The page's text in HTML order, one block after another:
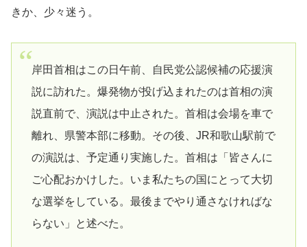
きか、少々迷う。
岸田首相はこの日午前、自民党公認候補の応援演
説に訪れた。爆発物が投げ込まれたのは首相の演
説直前で、演説は中止された。首相は会場を車で
離れ、県警本部に移動。その後、JR和歌山駅前で
の演説は、予定通り実施した。首相は「皆さんに
ご心配おかけした。いま私たちの国にとって大切
な選挙をしている。最後までやり通さなければな
らない」と述べた。